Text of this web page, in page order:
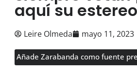
aquí su
Leire Olmeda mayo 11, 2023
Añade Zarabanda como fuente